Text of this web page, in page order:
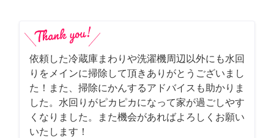
依頼した冷蔵庫まわりや洗濯機周辺以外にも水回
りをメインに掃除して頂きありがとうございまし
た！また、掃除にかんするアドバイスも助かりま
した。水回りがピカピカになって家が過ごしやす
くなりました。また機会があればよろしくお願い
いたします！